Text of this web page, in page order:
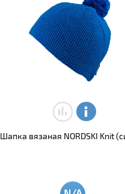
Шапка вязаная NORDSKI Knit